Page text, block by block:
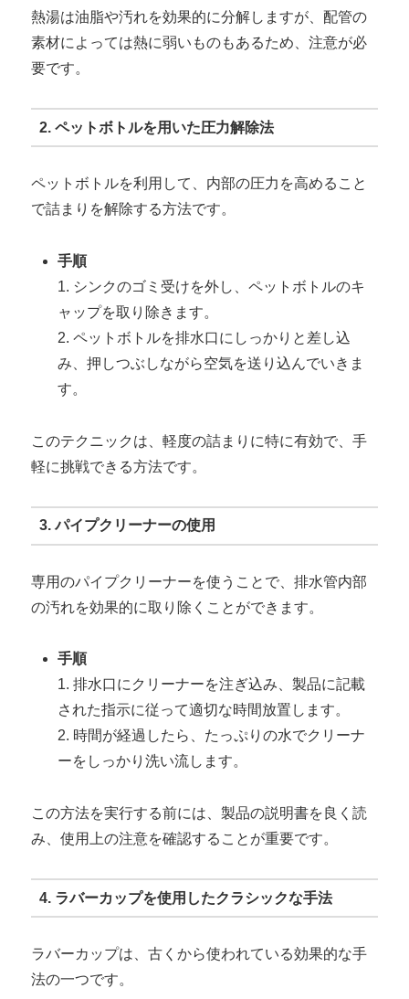
熱湯は油脂や汚れを効果的に分解しますが、配管の
素材によっては熱に弱いものもあるため、注意が必
要です。
2. ペットボトルを用いた圧力解除法
ペットボトルを利用して、内部の圧力を高めること
で詰まりを解除する方法です。
手順
1. シンクのゴミ受けを外し、ペットボトルのキ
ャップを取り除きます。
2. ペットボトルを排水口にしっかりと差し込
み、押しつぶしながら空気を送り込んでいきま
す。
このテクニックは、軽度の詰まりに特に有効で、手
軽に挑戦できる方法です。
3. パイプクリーナーの使用
専用のパイプクリーナーを使うことで、排水管内部
の汚れを効果的に取り除くことができます。
手順
1. 排水口にクリーナーを注ぎ込み、製品に記載
された指示に従って適切な時間放置します。
2. 時間が経過したら、たっぷりの水でクリーナ
ーをしっかり洗い流します。
この方法を実行する前には、製品の説明書を良く読
み、使用上の注意を確認することが重要です。
4. ラバーカップを使用したクラシックな手法
ラバーカップは、古くから使われている効果的な手
法の一つです。